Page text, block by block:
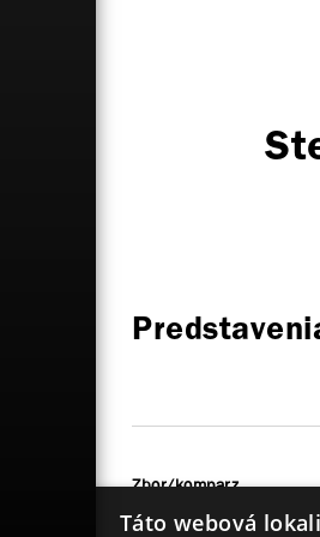
Zbor/komparz
Táto webová